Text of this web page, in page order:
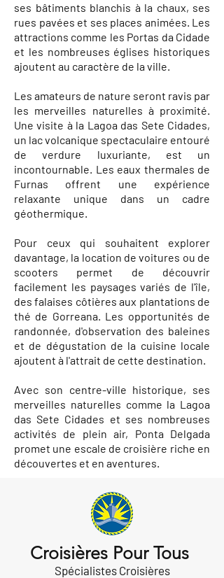
ses bâtiments blanchis à la chaux, ses
rues pavées et ses places animées. Les
attractions comme les Portas da Cidade
et les nombreuses églises historiques
ajoutent au caractère de la ville.
Les amateurs de nature seront ravis par
les merveilles naturelles à proximité.
Une visite à la Lagoa das Sete Cidades,
un lac volcanique spectaculaire entouré
de verdure luxuriante, est un
incontournable. Les eaux thermales de
Furnas offrent une expérience
relaxante unique dans un cadre
géothermique.
Pour ceux qui souhaitent explorer
davantage, la location de voitures ou de
scooters permet de découvrir
facilement les paysages variés de l'île,
des falaises côtières aux plantations de
thé de Gorreana. Les opportunités de
randonnée, d'observation des baleines
et de dégustation de la cuisine locale
ajoutent à l'attrait de cette destination.
Avec son centre-ville historique, ses
merveilles naturelles comme la Lagoa
das Sete Cidades et ses nombreuses
activités de plein air, Ponta Delgada
promet une escale de croisière riche en
découvertes et en aventures.
Croisières Pour Tous
Spécialistes Croisières